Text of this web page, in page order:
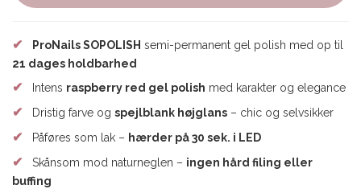
✔ ProNails SOPOLISH semi-permanent gel polish med op til
21 dages holdbarhed
✔ Intens raspberry red gel polish med karakter og elegance
✔ Dristig farve og spejlblank højglans – chic og selvsikker
✔ Påføres som lak – hærder på 30 sek. i LED
✔ Skånsom mod naturneglen – ingen hård filing eller
buffing